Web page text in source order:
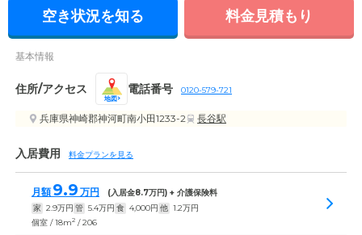
空き状況を知る 料金見積もり
基本情報
住所/アクセス
地図
電話番号 0120-579-721
兵庫県神崎郡神河町南小田1233-2 長谷駅
入居費用 料金プランを見る
月額 9.9 万円 (入居金8.7万円) + 介護保険料
家 2.9万円 管 5.4万円 食 4,000円 他 1.2万円
個室 / 18m2 / 206